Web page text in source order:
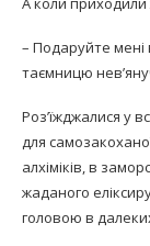
– Подаруйте мені
таємницю
Роз’їжджалися у
для
алхіміків, в
жаданого
головою в